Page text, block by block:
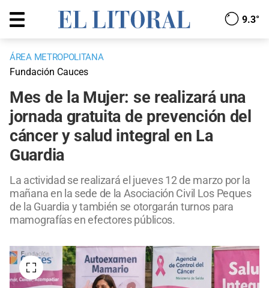
9.3°
ÁREA METROPOLITANA
Fundación Cauces
Mes de la Mujer: se realizará una
jornada gratuita de prevención del
cáncer y salud integral en La
Guardia
La actividad se realizará el jueves 12 de marzo por la
mañana en la sede de la Asociación Civil Los Peques
de la Guardia y también se otorgarán turnos para
mamografías en efectores públicos.